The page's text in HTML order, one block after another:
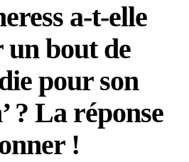
a-t-elle
un bout de
pour son
? La réponse
!